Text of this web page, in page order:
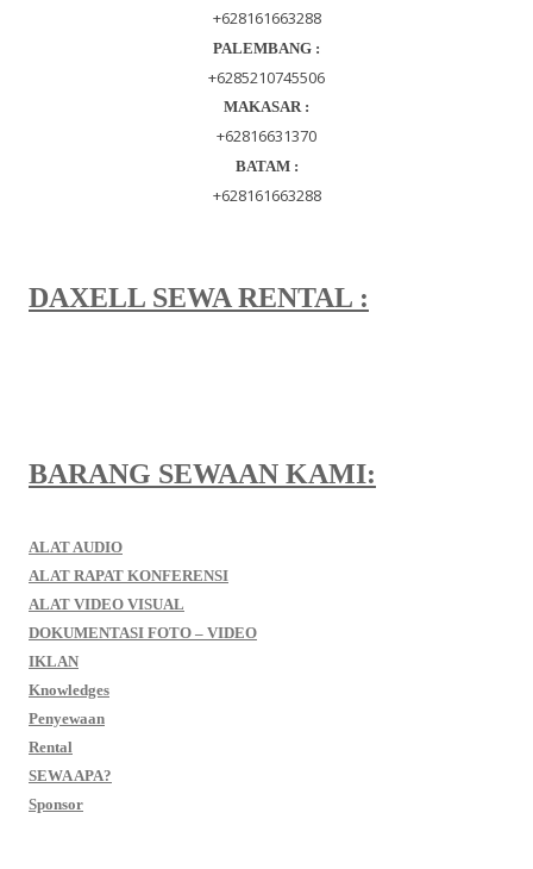
+628161663288
PALEMBANG :
+6285210745506
MAKASAR :
+62816631370
BATAM :
+628161663288
DAXELL SEWA RENTAL :
BARANG SEWAAN KAMI:
ALAT AUDIO
ALAT RAPAT KONFERENSI
ALAT VIDEO VISUAL
DOKUMENTASI FOTO – VIDEO
IKLAN
Knowledges
Penyewaan
Rental
SEWA APA?
Sponsor